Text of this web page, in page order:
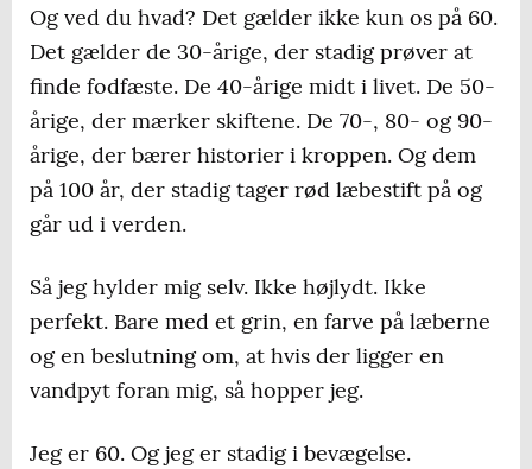
Og ved du hvad? Det gælder ikke kun os på 60.
Det gælder de 30-årige, der stadig prøver at
finde fodfæste. De 40-årige midt i livet. De 50-
årige, der mærker skiftene. De 70-, 80- og 90-
årige, der bærer historier i kroppen. Og dem
på 100 år, der stadig tager rød læbestift på og
går ud i verden.
Så jeg hylder mig selv. Ikke højlydt. Ikke
perfekt. Bare med et grin, en farve på læberne
og en beslutning om, at hvis der ligger en
vandpyt foran mig, så hopper jeg.
Jeg er 60. Og jeg er stadig i bevægelse.